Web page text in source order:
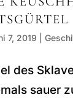
7, 2019
des
sauer